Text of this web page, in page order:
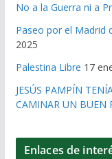
No a la Guerra ni a
Paseo por el Madrid
2025
Palestina Libre 17
JESÚS PAMPÍN
CAMINAR UN BUEN
Enlaces de